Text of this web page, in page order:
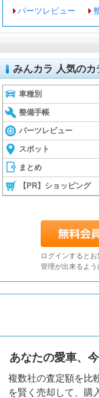
パーツレビュー
みんカラ 人気のカ
車種別
整備手帳
パーツレビュー
スポット
まとめ
【PR】ショッピング
ログインすると
管理が出来るよう
あなたの愛車、
複数社の査定額を比
を賢く売却して、購